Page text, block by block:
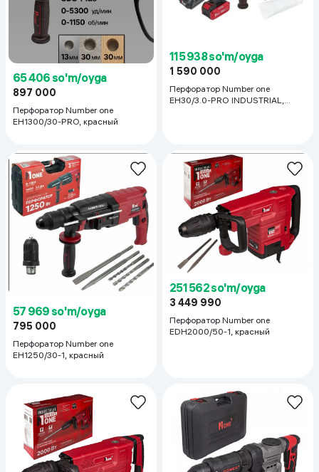
65 406 so'm/oyga
897 000
Перфоратор Number one
EH1300/30-PRO, красный
115 938 so'm/oyga
1 590 000
Перфоратор Number one
EH30/3.0-PRO INDUSTRIAL,
57 969 so'm/oyga
795 000
Перфоратор Number one
EH1250/30-1, красный
251 562 so'm/oyga
3 449 990
Перфоратор Number one
EDH2000/50-1, красный